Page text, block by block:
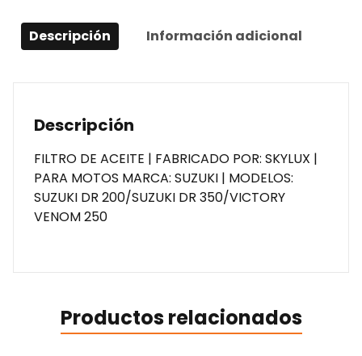
Descripción Información adicional
Descripción
FILTRO DE ACEITE | FABRICADO POR: SKYLUX |
PARA MOTOS MARCA: SUZUKI | MODELOS:
SUZUKI DR 200/SUZUKI DR 350/VICTORY
VENOM 250
Productos relacionados